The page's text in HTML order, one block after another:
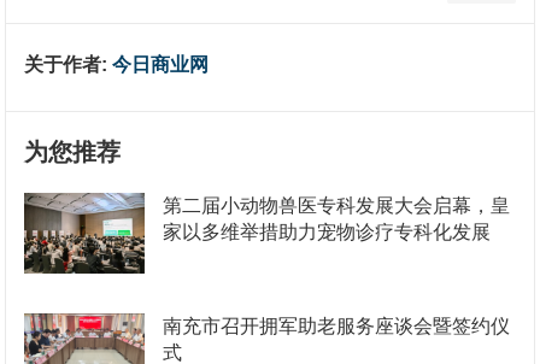
关于作者:今日商业网
为您推荐
第二届小动物兽医专科发展大会启幕，皇
家以多维举措助力宠物诊疗专科化发展
南充市召开拥军助老服务座谈会暨签约仪
式